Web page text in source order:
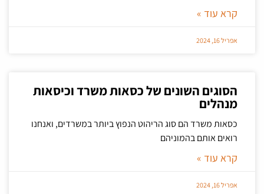
קרא עוד »
אפריל 16, 2024
הסוגים השונים של כסאות משרד וכיסאות
מנהלים
כסאות משרד הם סוג הריהוט הנפוץ ביותר במשרדים, ואנחנו
רואים אותם בהמוניהם
קרא עוד »
אפריל 16, 2024